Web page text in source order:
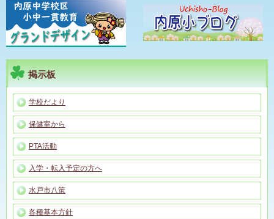
掲示板
学校だより
保健室から
PTA活動
入学・転入予定の方へ
水戸市八策
各種基本方針